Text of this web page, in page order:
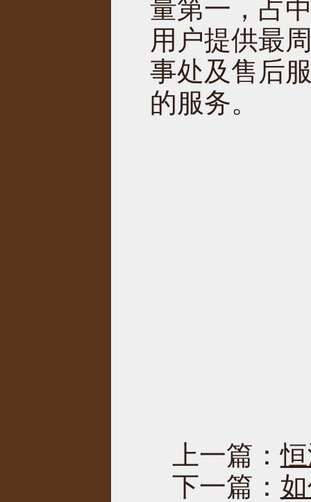
量第一，占
用户提供最
事处及售后
的服务。
上一篇：
下一篇：